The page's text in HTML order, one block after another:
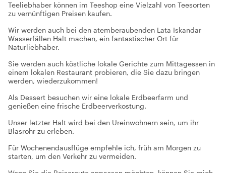
Teeliebhaber können im Teeshop eine Vielzahl von Teesorten
zu vernünftigen Preisen kaufen.
Wir werden auch bei den atemberaubenden Lata Iskandar
Wasserfällen Halt machen, ein fantastischer Ort für
Naturliebhaber.
Sie werden auch köstliche lokale Gerichte zum Mittagessen in
einem lokalen Restaurant probieren, die Sie dazu bringen
werden, wiederzukommen!
Als Dessert besuchen wir eine lokale Erdbeerfarm und
genießen eine frische Erdbeerverkostung.
Unser letzter Halt wird bei den Ureinwohnern sein, um ihr
Blasrohr zu erleben.
Für Wochenendausflüge empfehle ich, früh am Morgen zu
starten, um den Verkehr zu vermeiden.